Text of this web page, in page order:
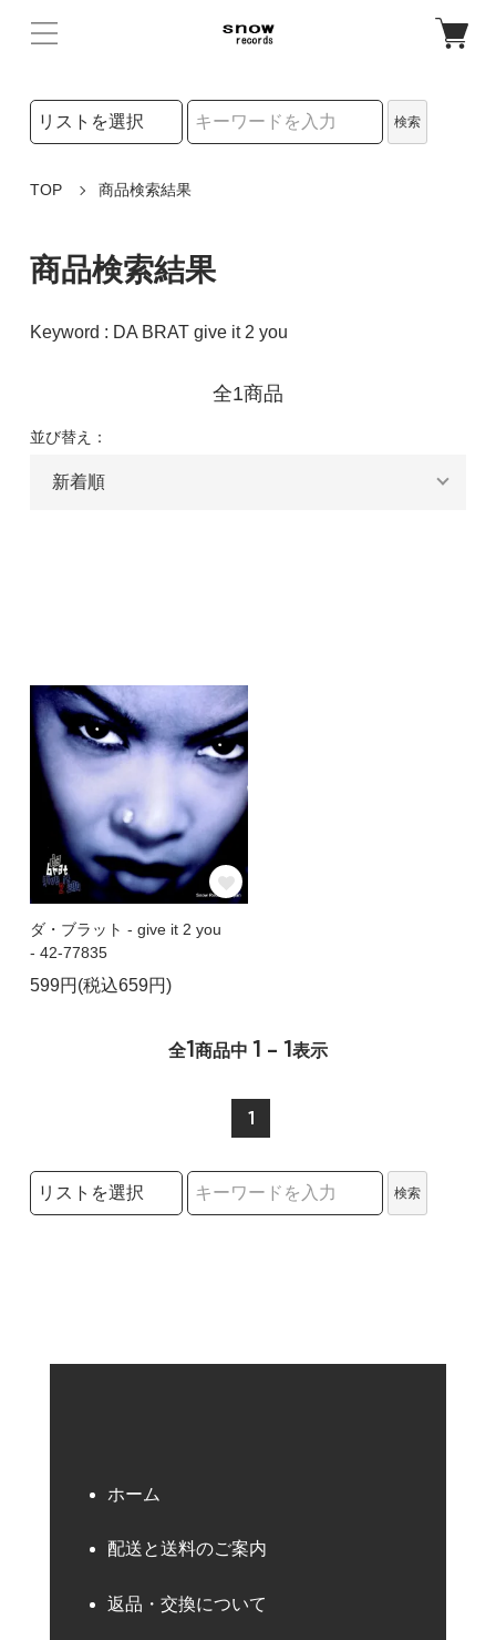
検索リストの選択
検索
TOP 商品検索結果
商品検索結果
Keyword : DA BRAT give it 2 you
全1商品
並び替え：
ダ・ブラット - give it 2 you
- 42-77835
599円(税込659円)
全1商品中 1 - 1表示
1
検索リストの選択
検索
ホーム
配送と送料のご案内
返品・交換について